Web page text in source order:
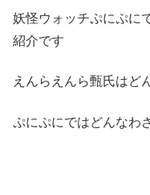
妖怪ウォッチぷにぷに
紹介です
えんらえんら甄氏はど
ぷにぷにではどんなわ